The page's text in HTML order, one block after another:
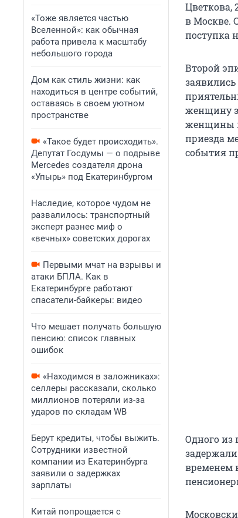
«Тоже является частью
Вселенной»: как обычная
работа привела к масштабу
небольшого города
Дом как стиль жизни: как
находиться в центре событий,
оставаясь в своем уютном
пространстве
«Такое будет происходить».
Депутат Госдумы — о подрыве
Mercedes создателя дрона
«Упырь» под Екатеринбургом
Наследие, которое чудом не
развалилось: транспортный
эксперт разнес миф о
«вечных» советских дорогах
Первыми мчат на взрывы и
атаки БПЛА. Как в
Екатеринбурге работают
спасатели-байкеры: видео
Что мешает получать большую
пенсию: список главных
ошибок
«Находимся в заложниках»:
селлеры рассказали, сколько
миллионов потеряли из-за
ударов по складам WB
Берут кредиты, чтобы выжить.
Сотрудники известной
компании из Екатеринбурга
заявили о задержках
зарплаты
Китай попрощается с
Цветкова,
в Москве.
поступка
Второй
женщину
женщины и
приезда
события
Одного
временем